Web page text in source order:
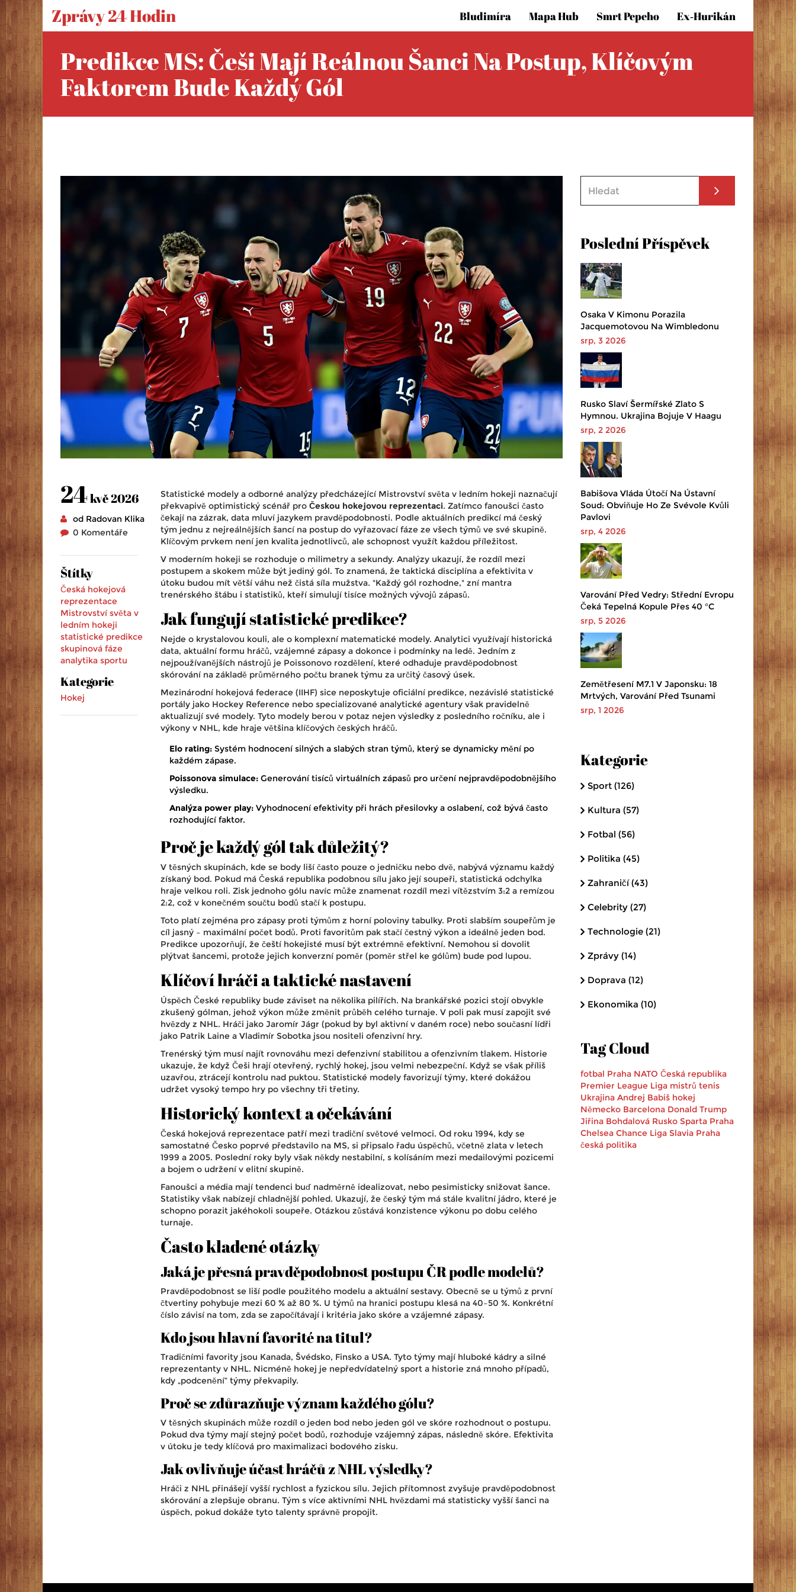
Zprávy 24 Hodin Bludimíra Mapa Hub Smrt Pepeho Ex‑hurikán
Predikce MS: Češi Mají Reálnou Šanci Na Postup, Klíčovým
Faktorem Bude Každý Gól
24kvě 2026
od Radovan Klika
0 Komentáře
Štítky
Česká hokejová
reprezentace
Mistrovství světa v
ledním hokeji
statistické predikce
skupinová fáze
analytika sportu
Kategorie
Hokej
Statistické modely a odborné analýzy předcházející Mistrovství světa v ledním hokeji naznačují
překvapivě optimistický scénář pro Českou hokejovou reprezentaci. Zatímco fanoušci často
čekají na zázrak, data mluví jazykem pravděpodobnosti. Podle aktuálních predikcí má český
tým jednu z nejreálnějších šancí na postup do vyřazovací fáze ze všech týmů ve své skupině.
Klíčovým prvkem není jen kvalita jednotlivců, ale schopnost využít každou příležitost.
V moderním hokeji se rozhoduje o milimetry a sekundy. Analýzy ukazují, že rozdíl mezi
postupem a skokem může být jediný gól. To znamená, že taktická disciplína a efektivita v
útoku budou mít větší váhu než čistá síla mužstva. "Každý gól rozhodne," zní mantra
trenérského štábu i statistiků, kteří simulují tisíce možných vývojů zápasů.
Jak fungují statistické predikce?
Nejde o krystalovou kouli, ale o komplexní matematické modely. Analytici využívají historická
data, aktuální formu hráčů, vzájemné zápasy a dokonce i podmínky na ledě. Jedním z
nejpoužívanějších nástrojů je Poissonovo rozdělení, které odhaduje pravděpodobnost
skórování na základě průměrného počtu branek týmu za určitý časový úsek.
Mezinárodní hokejová federace (IIHF) sice neposkytuje oficiální predikce, nezávislé statistické
portály jako Hockey Reference nebo specializované analytické agentury však pravidelně
aktualizují své modely. Tyto modely berou v potaz nejen výsledky z posledního ročníku, ale i
výkony v NHL, kde hraje většina klíčových českých hráčů.
Elo rating: Systém hodnocení silných a slabých stran týmů, který se dynamicky mění po
každém zápase.
Poissonova simulace: Generování tisíců virtuálních zápasů pro určení nejpravděpodobnějšího
výsledku.
Analýza power play: Vyhodnocení efektivity při hrách přesilovky a oslabení, což bývá často
rozhodující faktor.
Proč je každý gól tak důležitý?
V těsných skupinách, kde se body liší často pouze o jedničku nebo dvě, nabývá významu každý
získaný bod. Pokud má Česká republika podobnou sílu jako její soupeři, statistická odchylka
hraje velkou roli. Zisk jednoho gólu navíc může znamenat rozdíl mezi vítězstvím 3:2 a remízou
2:2, což v konečném součtu bodů stačí k postupu.
Toto platí zejména pro zápasy proti týmům z horní poloviny tabulky. Proti slabším soupeřům je
cíl jasný – maximální počet bodů. Proti favoritům pak stačí čestný výkon a ideálně jeden bod.
Predikce upozorňují, že čeští hokejisté musí být extrémně efektivní. Nemohou si dovolit
plýtvat šancemi, protože jejich konverzní poměr (poměr střel ke gólům) bude pod lupou.
Klíčoví hráči a taktické nastavení
Úspěch České republiky bude záviset na několika pilířích. Na brankářské pozici stojí obvykle
zkušený gólman, jehož výkon může změnit průběh celého turnaje. V poli pak musí zapojit své
hvězdy z NHL. Hráči jako Jaromír Jágr (pokud by byl aktivní v daném roce) nebo současní lídři
jako Patrik Laine a Vladimír Sobotka jsou nositeli ofenzivní hry.
Trenérský tým musí najít rovnováhu mezi defenzivní stabilitou a ofenzivním tlakem. Historie
ukazuje, že když Češi hrají otevřený, rychlý hokej, jsou velmi nebezpeční. Když se však příliš
uzavřou, ztrácejí kontrolu nad puktou. Statistické modely favorizují týmy, které dokážou
udržet vysoký tempo hry po všechny tři třetiny.
Historický kontext a očekávání
Česká hokejová reprezentace patří mezi tradiční světové velmoci. Od roku 1994, kdy se
samostatné Česko poprvé představilo na MS, si připsalo řadu úspěchů, včetně zlata v letech
1999 a 2005. Poslední roky byly však někdy nestabilní, s kolísáním mezi medailovými pozicemi
a bojem o udržení v elitní skupině.
Fanoušci a média mají tendenci buď nadměrně idealizovat, nebo pesimisticky snižovat šance.
Statistiky však nabízejí chladnější pohled. Ukazují, že český tým má stále kvalitní jádro, které je
schopno porazit jakéhokoli soupeře. Otázkou zůstává konzistence výkonu po dobu celého
turnaje.
Často kladené otázky
Jaká je přesná pravděpodobnost postupu ČR podle modelů?
Pravděpodobnost se liší podle použitého modelu a aktuální sestavy. Obecně se u týmů z první
čtvertiny pohybuje mezi 60 % až 80 %. U týmů na hranici postupu klesá na 40–50 %. Konkrétní
číslo závisí na tom, zda se započítávají i kritéria jako skóre a vzájemné zápasy.
Kdo jsou hlavní favorité na titul?
Tradičními favority jsou Kanada, Švédsko, Finsko a USA. Tyto týmy mají hluboké kádry a silné
reprezentanty v NHL. Nicméně hokej je nepředvídatelný sport a historie zná mnoho případů,
kdy „podcenění“ týmy překvapily.
Proč se zdůrazňuje význam každého gólu?
V těsných skupinách může rozdíl o jeden bod nebo jeden gól ve skóre rozhodnout o postupu.
Pokud dva týmy mají stejný počet bodů, rozhoduje vzájemný zápas, následně skóre. Efektivita
v útoku je tedy klíčová pro maximalizaci bodového zisku.
Jak ovlivňuje účast hráčů z NHL výsledky?
Hráči z NHL přinášejí vyšší rychlost a fyzickou sílu. Jejich přítomnost zvyšuje pravděpodobnost
skórování a zlepšuje obranu. Tým s více aktivními NHL hvězdami má statisticky vyšší šanci na
úspěch, pokud dokáže tyto talenty správně propojit.
Poslední Příspěvek
Osaka V Kimonu Porazila
Jacquemotovou Na Wimbledonu
srp, 3 2026
Rusko Slaví Šermířské Zlato S
Hymnou. Ukrajina Bojuje V Haagu
srp, 2 2026
Babišova Vláda Útočí Na Ústavní
Soud: Obviňuje Ho Ze Svévole Kvůli
Pavlovi
srp, 4 2026
Varování Před Vedry: Střední Evropu
Čeká Tepelná Kopule Přes 40 °C
srp, 5 2026
Zemětřesení M7.1 V Japonsku: 18
Mrtvých, Varování Před Tsunami
srp, 1 2026
Kategorie
Sport (126)
Kultura (57)
Fotbal (56)
Politika (45)
Zahraničí(43)
Celebrity (27)
Technologie (21)
Zprávy (14)
Doprava (12)
Ekonomika (10)
Tag Cloud
fotbal Praha NATO Česká republika
Premier League Liga mistrů tenis
Ukrajina Andrej Babiš hokej
Německo Barcelona Donald Trump
Jiřina Bohdalová Rusko Sparta Praha
Chelsea Chance Liga Slavia Praha
česká politika